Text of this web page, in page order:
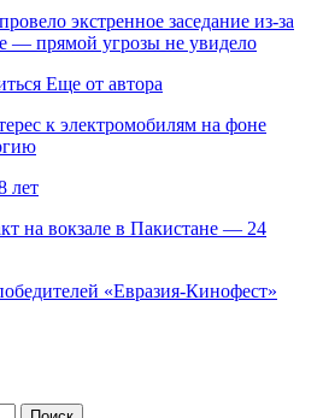
экстренное заседание из-за
— прямой угрозы не увидело
Еще от автора
к электромобилям на фоне
лет
на вокзале в Пакистане — 24
«Евразия-Кинофест»